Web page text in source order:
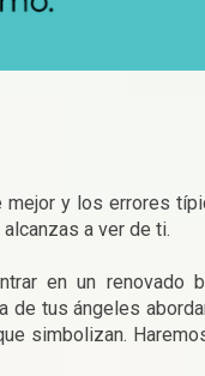
mejor y los errores
a ver de ti.
en un renovado
de tus ángeles
simbolizan.